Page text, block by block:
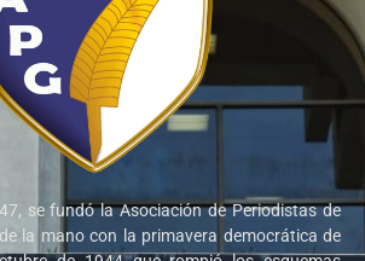
se fundó la Asociación de Periodistas de
la mano con la primavera democrática de